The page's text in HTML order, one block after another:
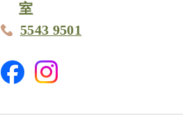
室
5543 9501